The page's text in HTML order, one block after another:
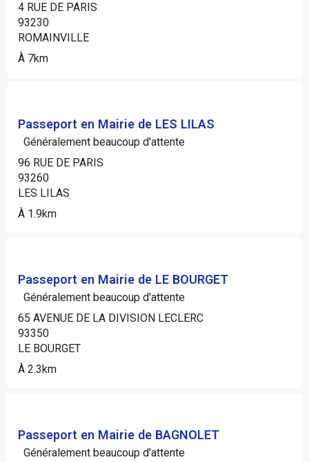
4 RUE DE PARIS
93230
ROMAINVILLE
À 7km
Passeport en Mairie de LES LILAS
Généralement beaucoup d'attente
96 RUE DE PARIS
93260
LES LILAS
À 1.9km
Passeport en Mairie de LE BOURGET
Généralement beaucoup d'attente
65 AVENUE DE LA DIVISION LECLERC
93350
LE BOURGET
À 2.3km
Passeport en Mairie de BAGNOLET
Généralement beaucoup d'attente